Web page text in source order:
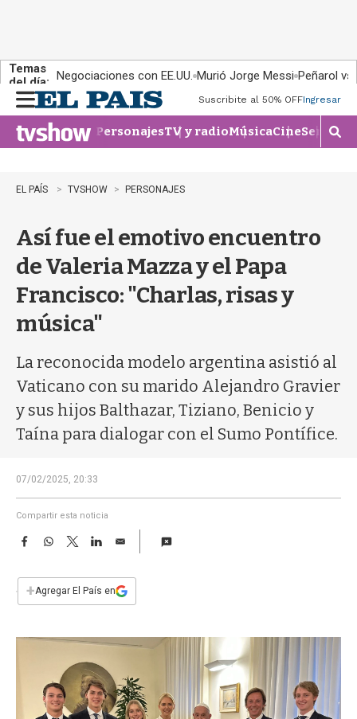
Temas
del día: Negociaciones con EE.UU. Murió Jorge Messi Peñarol
n
u
Suscribite al 50% OFFIngresar
PersonajesTV y radioMúsicaCineSeries
M
o
a
EL PAÍS TVSHOW PERSONAJES
Así fue el emotivo encuentro
de Valeria Mazza y el Papa
Francisco: "Charlas, risas y
música"
La reconocida modelo argentina asistió al
Vaticano con su marido Alejandro Gravier
y sus hijos Balthazar, Tiziano, Benicio y
Taína para dialogar con el Sumo Pontífice.
07/02/2025, 20:33
Compartir esta noticia
F
e
b
W
s
T
w
t
L
n
E
i
l
+Agregar El País en